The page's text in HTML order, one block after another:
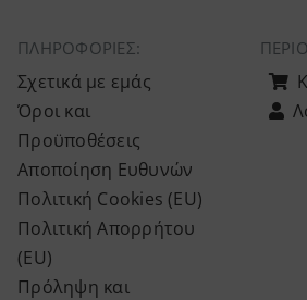
ΠΛΗΡΟΦΟΡΙΕΣ:
Σχετικά με εμάς
Όροι και
Προϋποθέσεις
Αποποίηση Ευθυνών
Πολιτική Cookies (ΕU)
Πολιτική Απορρήτου
(ΕU)
Πρόληψη και